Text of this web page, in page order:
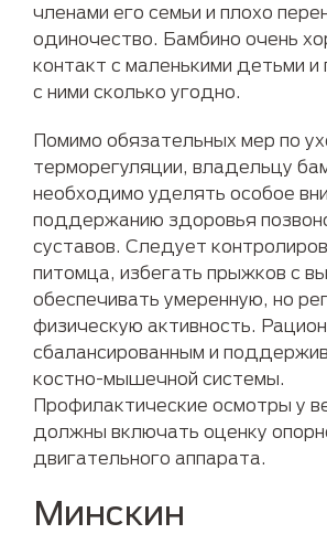
членами его семьи и плохо
одиночество. Бамбино очень
контакт с маленькими детьми и
с ними сколько угодно.
Помимо обязательных мер по
терморегуляции, владельцу
необходимо уделять особое
поддержанию здоровья
суставов. Следует
питомца, избегать прыжков с
обеспечивать умеренную, но
физическую активность.
сбалансированным и
костно-мышечной системы.
Профилактические осмотры у
должны включать оценку
двигательного аппарата.
Минскин